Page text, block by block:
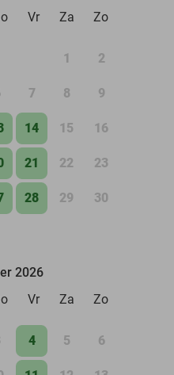
Vr Za Zo
1 2
7 8 9
14 15 16
21 22 23
28 29 30
2026
Vr Za Zo
4 5 6